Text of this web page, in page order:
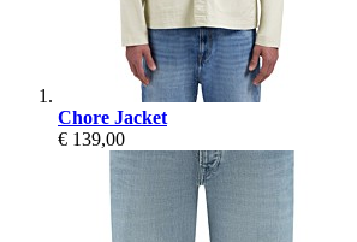
Chore Jacket
€ 139,00